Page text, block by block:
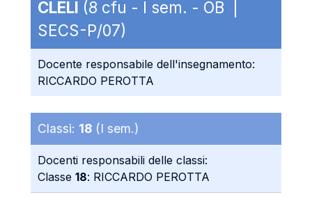
CLELI (8 cfu - I sem. - OB |
SECS-P/07)
Docente responsabile dell'insegnamento:
RICCARDO PEROTTA
Classi: 18 (I sem.)
Docenti responsabili delle classi:
Classe 18: RICCARDO PEROTTA